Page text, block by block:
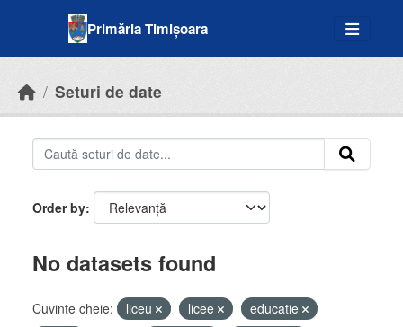
Primăria Timișoara
Seturi de date
Order by
No datasets found
Cuvinte cheie: liceu licee
educatie